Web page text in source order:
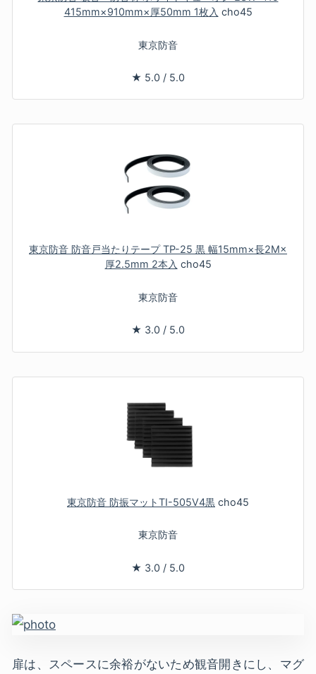
415mm×910mm×厚50mm 1枚入 cho45
東京防音
★ 5.0 / 5.0
東京防音 防音戸当たりテープ TP-25 黒 幅15mm×長2M×
厚2.5mm 2本入 cho45
東京防音
★ 3.0 / 5.0
東京防音 防振マットTI-505V4黒 cho45
東京防音
★ 3.0 / 5.0
扉は、スペースに余裕がないため観音開きにし、マグ